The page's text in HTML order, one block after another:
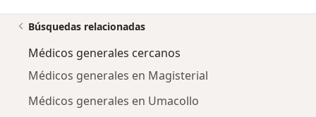
Búsquedas relacionadas
Médicos generales cercanos
Médicos generales en Magisterial
Médicos generales en Umacollo